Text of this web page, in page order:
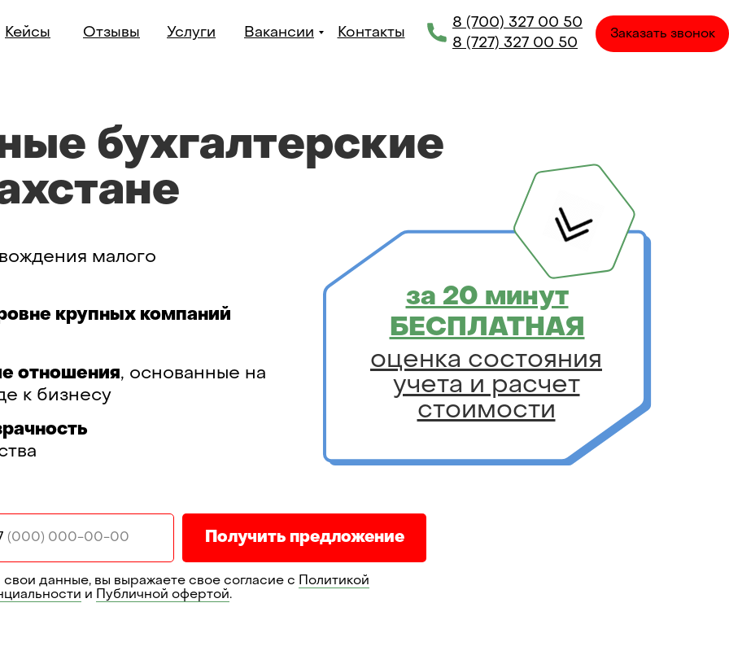
8 (700) 327 00 50
Отзывы Услуги Вакансии Контакты
Кейсы Заказать звонок
8 (727) 327 00 50
бухгалтерские
малого
за 20 минут
БЕСПЛАТНАЯ
оценка состояния
учета и расчет
стоимости
крупных компаний
отношения, основанные на
к бизнесу
Получить предложение
свои данные, вы выражаете свое согласие с
Политикой
и Публичной офертой.